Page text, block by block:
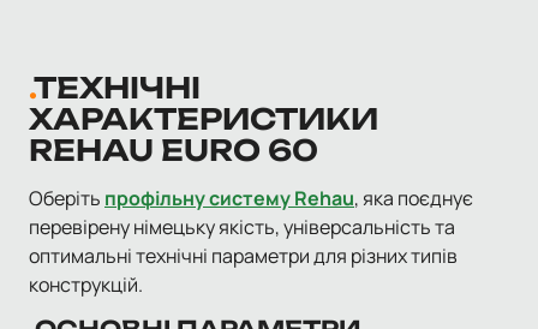
ТЕХНІЧНІ
ХАРАКТЕРИСТИКИ
REHAU EURO 60
Оберіть профільну систему Rehau, яка поєднує
перевірену німецьку якість, універсальність та
оптимальні технічні параметри для різних типів
конструкцій.